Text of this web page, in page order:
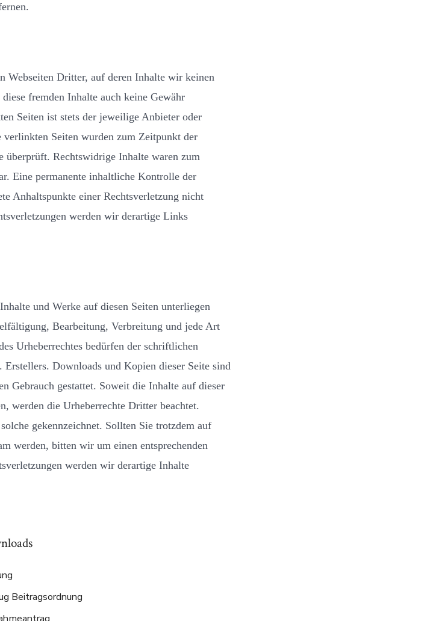
Webseiten Dritter, auf deren Inhalte wir keinen
fremden Inhalte auch keine Gewähr
Seiten ist stets der jeweilige Anbieter oder
Seiten wurden zum Zeitpunkt der
überprüft. Rechtswidrige Inhalte waren zum
Eine permanente inhaltliche Kontrolle der
Anhaltspunkte einer Rechtsverletzung nicht
werden wir derartige Links
und Werke auf diesen Seiten unterliegen
Bearbeitung, Verbreitung und jede Art
Urheberrechtes bedürfen der schriftlichen
Downloads und Kopien dieser Seite sind
Gebrauch gestattet. Soweit die Inhalte auf dieser
werden die Urheberrechte Dritter beachtet.
gekennzeichnet. Sollten Sie trotzdem auf
werden, bitten wir um einen entsprechenden
werden wir derartige Inhalte
Beitragsordnung